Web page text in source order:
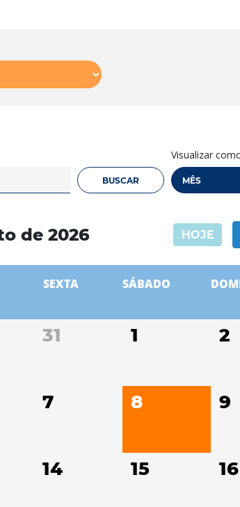
Visualizar
de 2026 HOJE
31 1 2
7 8 9
14 15 16